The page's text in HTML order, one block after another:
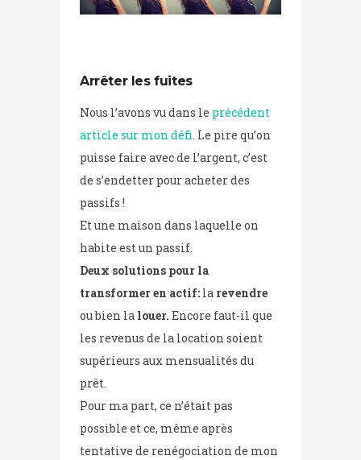
Arrêter les fuites
Nous l’avons vu dans le précédent
article sur mon défi. Le pire qu’on
puisse faire avec de l’argent, c’est
de s’endetter pour acheter des
passifs !
Et une maison dans laquelle on
habite est un passif.
Deux solutions pour la
transformer en actif: la revendre
ou bien la louer. Encore faut-il que
les revenus de la location soient
supérieurs aux mensualités du
prêt.
Pour ma part, ce n’était pas
possible et ce, même après
tentative de renégociation de mon